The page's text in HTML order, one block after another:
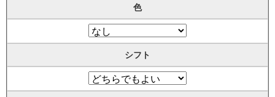
色
シフト